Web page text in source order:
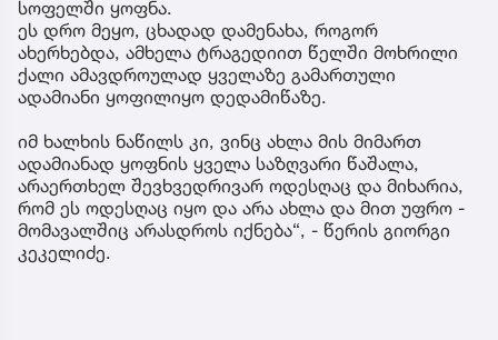
სოფელში ყოფნა.
ეს დრო მეყო, ცხადად დამენახა, როგორ
ახერხებდა, ამხელა ტრაგედიით წელში მოხრილი
ქალი ამავდროულად ყველაზე გამართული
ადამიანი ყოფილიყო დედამიწაზე.
იმ ხალხის ნაწილს კი, ვინც ახლა მის მიმართ
ადამიანად ყოფნის ყველა საზღვარი წაშალა,
არაერთხელ შევხვედრივარ ოდესღაც და მიხარია,
რომ ეს ოდესღაც იყო და არა ახლა და მით უფრო -
მომავალშიც არასდროს იქნება“, - წერის გიორგი
კეკელიძე.